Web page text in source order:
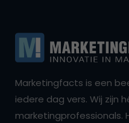
Marketingfacts is een
iedere dag vers. Wij zijn
marketingprofessionals.